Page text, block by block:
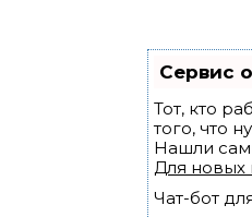
Сервис
Тот, кто
того, что
Нашли
Для новых
Чат-бот